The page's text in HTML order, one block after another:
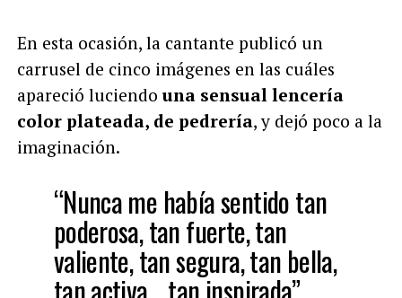
En esta ocasión, la cantante publicó un
carrusel de cinco imágenes en las cuáles
apareció luciendo una sensual lencería
color plateada, de pedrería, y dejó poco a la
imaginación.
“Nunca me había sentido tan
poderosa, tan fuerte, tan
valiente, tan segura, tan bella,